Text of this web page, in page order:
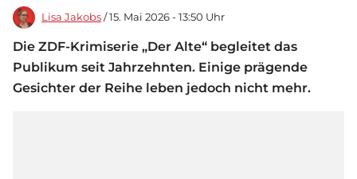
Lisa Jakobs / 15. Mai 2026 - 13:50 Uhr
Die ZDF-Krimiserie „Der Alte“ begleitet das
Publikum seit Jahrzehnten. Einige prägende
Gesichter der Reihe leben jedoch nicht mehr.